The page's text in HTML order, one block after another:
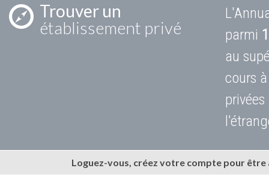
Trouver un
établissement privé
parmi
au
cours
Loguez-vous, créez votre compte pour